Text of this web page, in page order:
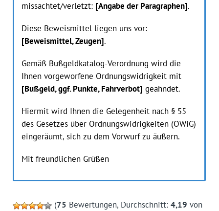
missachtet/verletzt: [Angabe der Paragraphen].
Diese Beweismittel liegen uns vor:
[Beweismittel, Zeugen].
Gemäß Bußgeldkatalog-Verordnung wird die
Ihnen vorgeworfene Ordnungswidrigkeit mit
[Bußgeld, ggf. Punkte, Fahrverbot] geahndet.
Hiermit wird Ihnen die Gelegenheit nach § 55
des Gesetzes über Ordnungswidrigkeiten (OWiG)
eingeräumt, sich zu dem Vorwurf zu äußern.
Mit freundlichen Grüßen
(75 Bewertungen, Durchschnitt: 4,19 von